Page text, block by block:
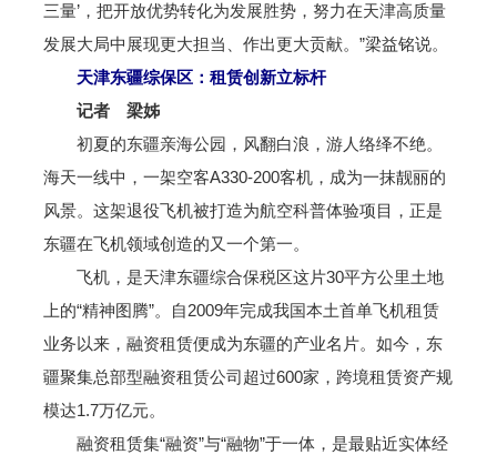
三量’，把开放优势转化为发展胜势，努力在天津高质量
发展大局中展现更大担当、作出更大贡献。”梁益铭说。
天津东疆综保区：租赁创新立标杆
记者 梁姊
初夏的东疆亲海公园，风翻白浪，游人络绎不绝。
海天一线中，一架空客A330-200客机，成为一抹靓丽的
风景。这架退役飞机被打造为航空科普体验项目，正是
东疆在飞机领域创造的又一个第一。
飞机，是天津东疆综合保税区这片30平方公里土地
上的“精神图腾”。自2009年完成我国本土首单飞机租赁
业务以来，融资租赁便成为东疆的产业名片。如今，东
疆聚集总部型融资租赁公司超过600家，跨境租赁资产规
模达1.7万亿元。
融资租赁集“融资”与“融物”于一体，是最贴近实体经